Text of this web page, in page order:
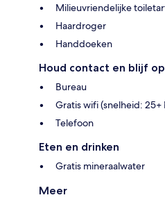
Milieuvriendelijke
Haardroger
Handdoeken
Houd contact en blijf
Bureau
Gratis wifi (snelheid: 25+
Telefoon
Eten en drinken
Gratis mineraalwater
Meer